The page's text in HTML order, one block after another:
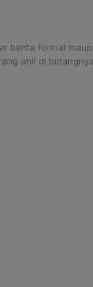
berita formal
ahli di